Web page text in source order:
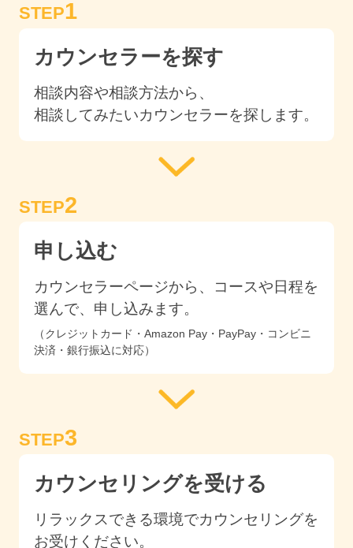
STEP1
カウンセラーを探す
相談内容や相談方法から、
相談してみたいカウンセラーを探します。
STEP2
申し込む
カウンセラーページから、コースや日程を
選んで、申し込みます。
（クレジットカード・Amazon Pay・PayPay・コンビニ
決済・銀行振込に対応）
STEP3
カウンセリングを受ける
リラックスできる環境でカウンセリングを
お受けください。